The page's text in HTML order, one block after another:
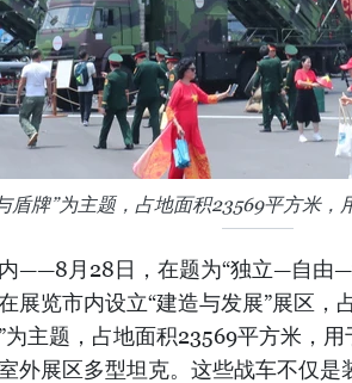
盾牌”为主题，占地面积23569平方米
——8月28日，在题为“独立—自由
展览市内设立“建造与发展”展区，
为主题，占地面积23569平方米，
外展区多型坦克。这些战车不仅